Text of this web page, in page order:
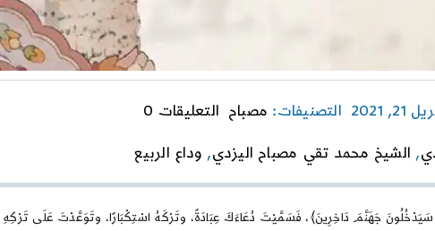
2021 التصنيفات: مصباح التعليقات 0
on
أسباب
لبلوغ
, الشيخ محمد تقي مصباح اليزدي, وداع الربيع
جَهَنَّمَ دَاخِرِينَ﴾، فَسَمَّيْتَ دُعَاءَكَ عِبَادَةً، وتَرْكَهُ اسْتِكْبَارًا، وتَوَعَّدْتَ عَلَى